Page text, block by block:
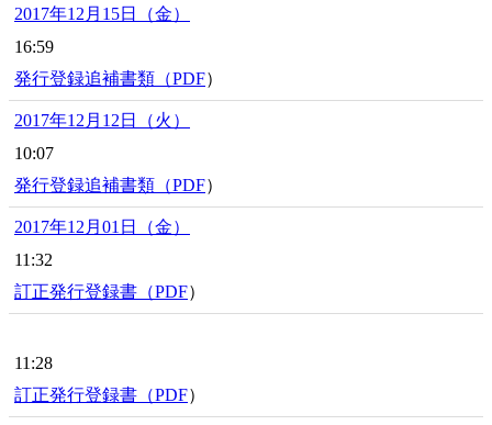
2017年12月15日（金）
16:59
発行登録追補書類（PDF）
2017年12月12日（火）
10:07
発行登録追補書類（PDF）
2017年12月01日（金）
11:32
訂正発行登録書（PDF）
11:28
訂正発行登録書（PDF）